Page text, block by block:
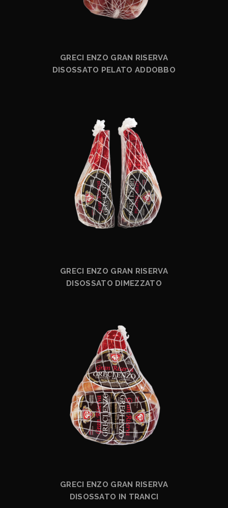
GRECI ENZO GRAN RISERVA
DISOSSATO PELATO ADDOBBO
GRECI ENZO GRAN RISERVA
DISOSSATO DIMEZZATO
GRECI ENZO GRAN RISERVA
DISOSSATO IN TRANCI